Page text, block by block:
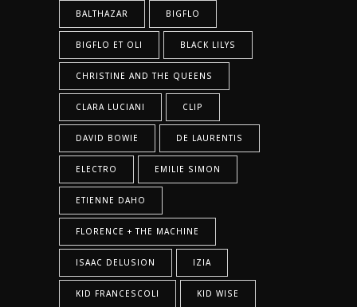
BALTHAZAR BIGFLO
BIGFLO ET OLI BLACK LILYS
CHRISTINE AND THE QUEENS
CLARA LUCIANI CLIP
DAVID BOWIE DE LAURENTIS
ELECTRO EMILIE SIMON
ETIENNE DAHO
FLORENCE + THE MACHINE
ISAAC DELUSION IZIA
KID FRANCESCOLI KID WISE